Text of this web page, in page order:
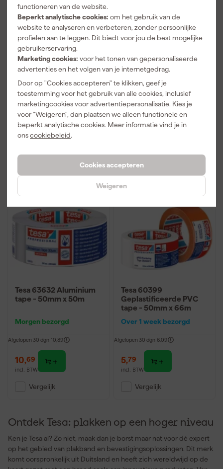
functioneren van de website.
Beperkt analytische cookies: om het gebruik van de
website te analyseren en verbeteren, zonder persoonlijke
profielen aan te leggen. Dit biedt voor jou de best mogelijke
gebruikerservaring.
Marketing cookies: voor het tonen van gepersonaliseerde
advertenties en het volgen van je internetgedrag.
Door op "Cookies accepteren" te klikken, geef je
toestemming voor het gebruik van alle cookies, inclusief
marketingcookies voor advertentiepersonalisatie. Kies je
voor "Weigeren", dan plaatsen we alleen functionele en
beperkt analytische cookies. Meer informatie vind je in
onscookiebeleid.
Cookies accepteren
Weigeren
Tesa 04325 Precision
Creme - 38mm x 50m
Morgen bezorgd
2,89
Tesa 4440 Professional
Over 4 dagen bezorgd
Vergelijk
Tesa 63632 Aluminium
tape - 50mm x 50m
Morgen bezorgd
Afgelopen 30 dgn 10,89
10,69
incl. BTW
Vergelijk
Tesa 60399
Geplastificeerde PVC
tape - 50mm x 66m
Over 1 week bezorgd
Afgelopen 30 dgn 6,09
5,79
incl. BTW
Vergelijk
Ontdek Tesa: plakken op een hoger niveau
Ken je Tesa al? Zo niet, maak dan je borst maar nat voor dé expert
op het gebied van plakband en bevestigingsoplossingen. Dit merk
komt oorspronkelijk uit Duitsland en heeft zich wereldwijd op de